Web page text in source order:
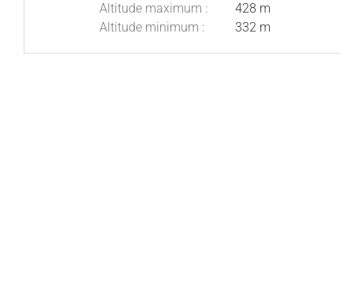
Altitude maximum :
428 m
Altitude minimum :
332 m